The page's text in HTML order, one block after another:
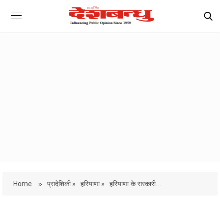
Home » प्रादेशिकी » हरियाणा » हरियाणा के सरकारी...